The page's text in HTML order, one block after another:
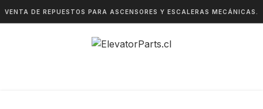
VENTA DE REPUESTOS PARA ASCENSORES Y ESCALERAS MECÁNICAS.